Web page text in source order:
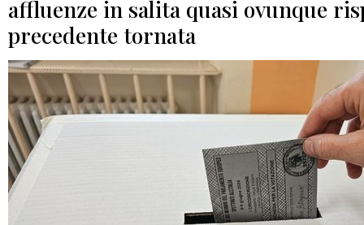
affluenze in salita quasi ovunque
precedente tornata